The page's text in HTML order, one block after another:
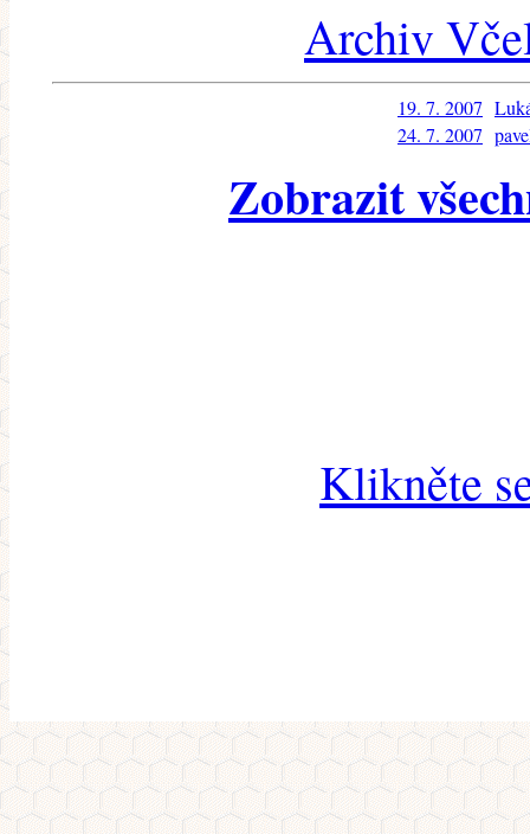
Archiv
19. 7. 2007
24. 7. 2007
Zobrazit
Klikněte